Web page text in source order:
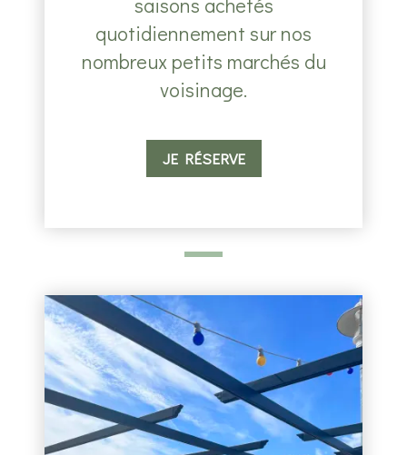
quotidiennement sur nos
nombreux petits marchés du
voisinage.
JE RÉSERVE